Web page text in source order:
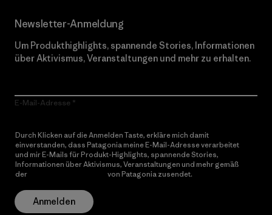
Newsletter-Anmeldung
Um Produkthighlights, spannende Stories, Informationen
über Aktivismus, Veranstaltungen und mehr zu erhalten.
E-Mail-Adresse
Durch Klicken auf die Anmelden Taste, erkläre mich damit
einverstanden, dass Patagonia meine E-Mail-Adresse verarbeitet
und mir E-Mails für Produkt-Highlights, spannende Stories,
Informationen über Aktivismus, Veranstaltungen und mehr gemäß
der
von Patagonia zusendet.
Anmelden